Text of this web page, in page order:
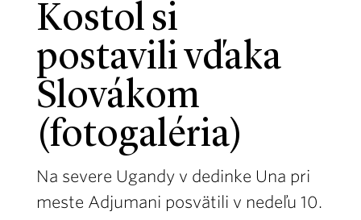
Kostol si
postavili vďaka
Slovákom
(fotogaléria)
Na severe Ugandy v dedinke Una pri
meste Adjumani posvätili v nedeľu 10.